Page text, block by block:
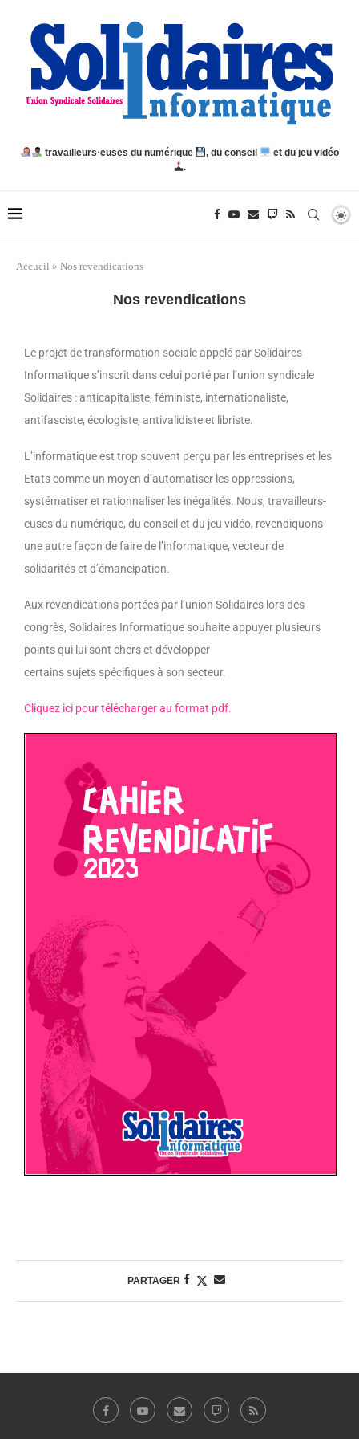
travailleurs⋅euses du numérique , du conseil
et du jeu vidéo
.
Accueil » Nos revendications
Nos revendications
Le projet de transformation sociale appelé par Solidaires
Informatique s’inscrit dans celui porté par l’union syndicale
Solidaires : anticapitaliste, féministe, internationaliste,
antifasciste, écologiste, antivalidiste et libriste.
L’informatique est trop souvent perçu par les entreprises et les
Etats comme un moyen d’automatiser les oppressions,
systématiser et rationnaliser les inégalités. Nous, travailleurs-
euses du numérique, du conseil et du jeu vidéo, revendiquons
une autre façon de faire de l’informatique, vecteur de
solidarités et d’émancipation.
Aux revendications portées par l’union Solidaires lors des
congrès, Solidaires Informatique souhaite appuyer plusieurs
points qui lui sont chers et développer
certains sujets spécifiques à son secteur.
Cliquez ici pour télécharger au format pdf.
PARTAGER